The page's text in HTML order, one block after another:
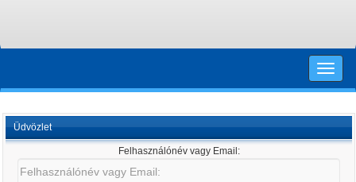
Toggle
Üdvözlet
Felhasználónév vagy Email: